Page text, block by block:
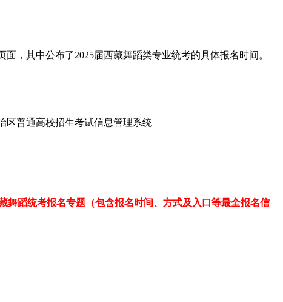
，其中公布了2025届西藏舞蹈类专业统考的具体报名时间。
区普通高校招生考试信息管理系统
舞蹈统考报名专题（包含报名时间、方式及入口等最全报名信